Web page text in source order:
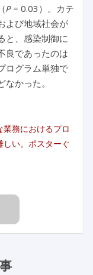
P= 0.03）。カテ
よび地域社会が
と、感染制御に
良であったのは
ログラム単独で
かった。
務におけるプロ
しい。ポスターぐ